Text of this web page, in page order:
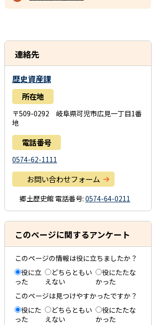
連絡先
歴史資産課
所在地
〒509-0292 岐阜県可児市広見一丁目1番
地
電話番号
0574-62-1111
お問い合わせフォーム
郷土歴史館 電話番号: 0574-64-0211
このページに関するアンケート
このページの情報は役に立ちましたか？
役に立
った
どちらともい
えない
役にたたな
かった
このページは見つけやすかったですか？
役にた
った
どちらともい
えない
役にたたな
かった